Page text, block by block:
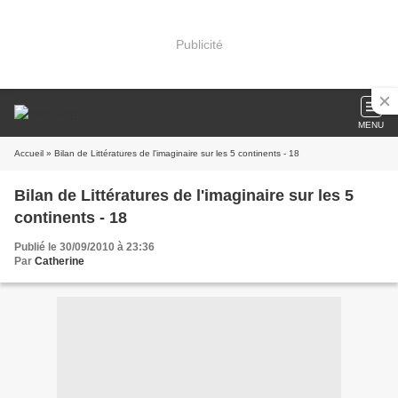
Publicité
MENU
Accueil » Bilan de Littératures de l'imaginaire sur les 5 continents - 18
Bilan de Littératures de l'imaginaire sur les 5
continents - 18
Publié le 30/09/2010 à 23:36
Par Catherine